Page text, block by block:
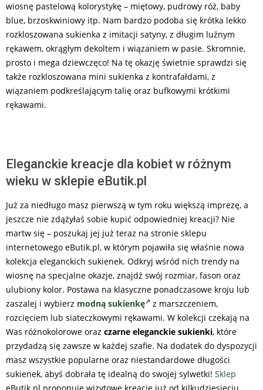
wiosnę pastelową kolorystykę – miętowy, pudrowy róż, baby
blue, brzoskwiniowy itp. Nam bardzo podoba się krótka lekko
rozkloszowana sukienka z imitacji satyny, z długim luźnym
rękawem, okrągłym dekoltem i wiązaniem w pasie. Skromnie,
prosto i mega dziewczęco! Na tę okazję świetnie sprawdzi się
także rozkloszowana mini sukienka z kontrafałdami, z
wiązaniem podkreślającym talię oraz bufkowymi krótkimi
rękawami.
Eleganckie kreacje dla kobiet w różnym
wieku w sklepie eButik.pl
Już za niedługo masz pierwszą w tym roku większą imprezę, a
jeszcze nie zdążyłaś sobie kupić odpowiedniej kreacji? Nie
martw się – poszukaj jej już teraz na stronie sklepu
internetowego eButik.pl, w którym pojawiła się właśnie nowa
kolekcja eleganckich sukienek. Odkryj wśród nich trendy na
wiosnę na specjalne okazje, znajdź swój rozmiar, fason oraz
ulubiony kolor. Postawa na klasyczne ponadczasowe kroju lub
zaszalej i wybierz modną sukienkę
z marszczeniem,
rozcięciem lub siateczkowymi rękawami. W kolekcji czekają na
Was różnokolorowe oraz czarne eleganckie sukienki, które
przydadzą się zawsze w każdej szafie. Na dodatek do dyspozycji
masz wszystkie popularne oraz niestandardowe długości
sukienek, abyś dobrała tę idealną do swojej sylwetki! Sklep